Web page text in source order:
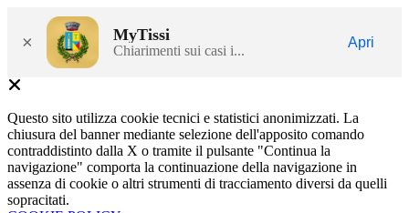
× MyTissi
Chiarimenti sui casi i...
Apri
Questo sito utilizza cookie tecnici e statistici anonimizzati. La
chiusura del banner mediante selezione dell'apposito comando
contraddistinto dalla X o tramite il pulsante "Continua la
navigazione" comporta la continuazione della navigazione in
assenza di cookie o altri strumenti di tracciamento diversi da quelli
sopracitati.